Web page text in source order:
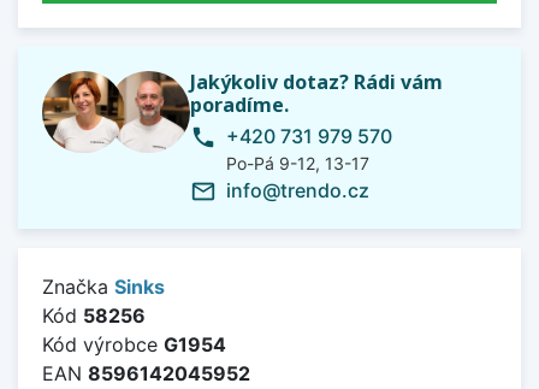
Jakýkoliv dotaz? Rádi vám
poradíme.
phone +420 731 979 570
Po-Pá 9-12, 13-17
mail_outline info@trendo.cz
Značka Sinks
Kód 58256
Kód výrobce G1954
EAN 8596142045952